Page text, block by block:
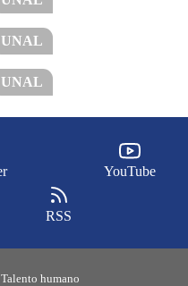
UNAL
UNAL
YouTube
RSS
Talento humano